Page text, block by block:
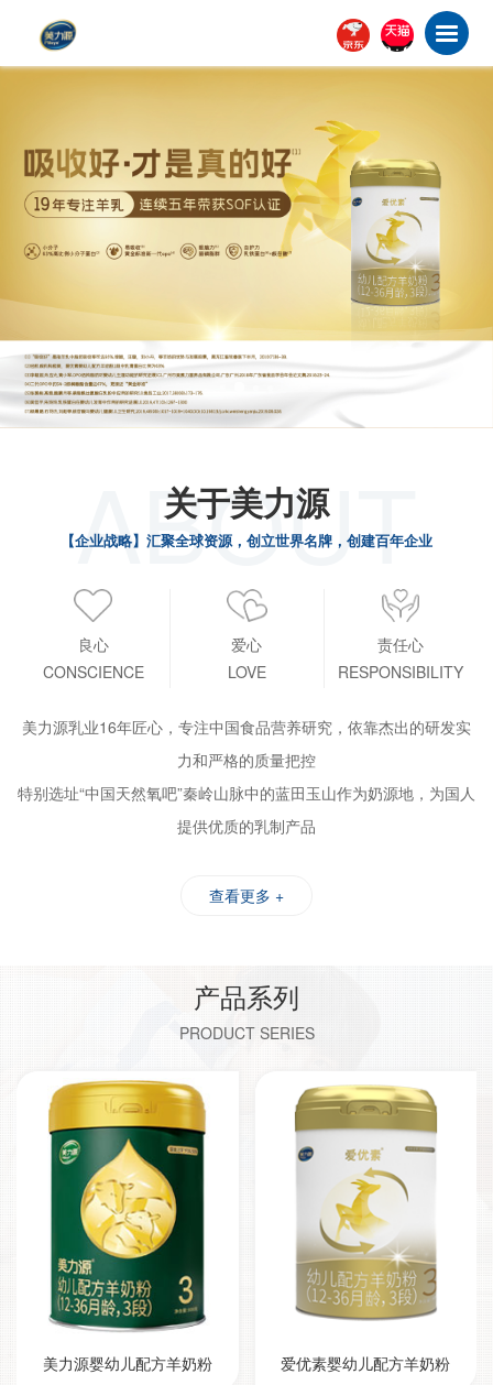
ABOUT
关于美力源
【企业战略】汇聚全球资源，创立世界名牌，创建百年企业
良心
CONSCIENCE
爱心
LOVE
责任心
RESPONSIBILITY
美力源乳业16年匠心，专注中国食品营养研究，依靠杰出的研发实
力和严格的质量把控
特别选址“中国天然氧吧”秦岭山脉中的蓝田玉山作为奶源地，为国人
提供优质的乳制产品
查看更多 +
产品系列
PRODUCT SERIES
美力源婴幼儿配方羊奶粉 爱优素婴幼儿配方羊奶粉